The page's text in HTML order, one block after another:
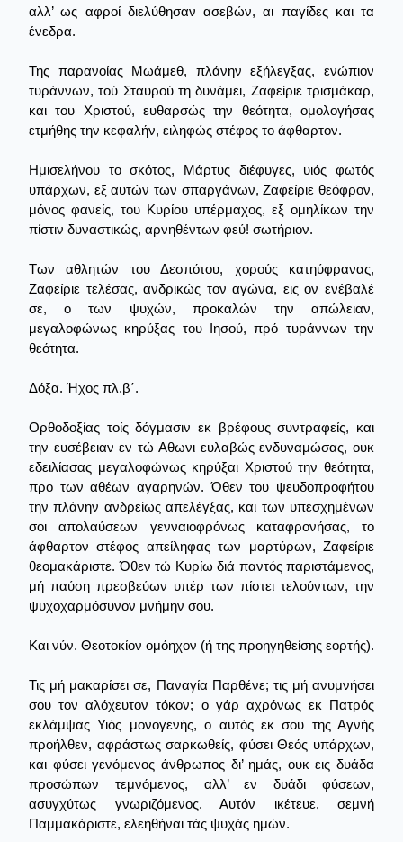
αλλ’ ως αφροί διελύθησαν ασεβών, αι παγίδες και τα
ένεδρα.
Της παρανοίας Μωάμεθ, πλάνην εξήλεγξας, ενώπιον
τυράννων, τού Σταυρού τη δυνάμει, Ζαφείριε τρισμάκαρ,
και του Χριστού, ευθαρσώς την θεότητα, ομολογήσας
ετμήθης την κεφαλήν, ειληφώς στέφος το άφθαρτον.
Ημισελήνου το σκότος, Μάρτυς διέφυγες, υιός φωτός
υπάρχων, εξ αυτών των σπαργάνων, Ζαφείριε θεόφρον,
μόνος φανείς, του Κυρίου υπέρμαχος, εξ ομηλίκων την
πίστιν δυναστικώς, αρνηθέντων φεύ! σωτήριον.
Των αθλητών του Δεσπότου, χορούς κατηύφρανας,
Ζαφείριε τελέσας, ανδρικώς τον αγώνα, εις ον ενέβαλέ
σε, ο των ψυχών, προκαλών την απώλειαν,
μεγαλοφώνως κηρύξας του Ιησού, πρό τυράννων την
θεότητα.
Δόξα. Ήχος πλ.β΄.
Ορθοδοξίας τοίς δόγμασιν εκ βρέφους συντραφείς, και
την ευσέβειαν εν τώ Αθωνι ευλαβώς ενδυναμώσας, ουκ
εδειλίασας μεγαλοφώνως κηρύξαι Χριστού την θεότητα,
προ των αθέων αγαρηνών. Όθεν του ψευδοπροφήτου
την πλάνην ανδρείως απελέγξας, και των υπεσχημένων
σοι απολαύσεων γενναιοφρόνως καταφρονήσας, το
άφθαρτον στέφος απείληφας των μαρτύρων, Ζαφείριε
θεομακάριστε. Όθεν τώ Κυρίω διά παντός παριστάμενος,
μή παύση πρεσβεύων υπέρ των πίστει τελούντων, την
ψυχοχαρμόσυνον μνήμην σου.
Και νύν. Θεοτοκίον ομόηχον (ή της προηγηθείσης εορτής).
Τις μή μακαρίσει σε, Παναγία Παρθένε; τις μή ανυμνήσει
σου τον αλόχευτον τόκον; ο γάρ αχρόνως εκ Πατρός
εκλάμψας Υιός μονογενής, ο αυτός εκ σου της Αγνής
προήλθεν, αφράστως σαρκωθείς, φύσει Θεός υπάρχων,
και φύσει γενόμενος άνθρωπος δι’ ημάς, ουκ εις δυάδα
προσώπων τεμνόμενος, αλλ’ εν δυάδι φύσεων,
ασυγχύτως γνωριζόμενος. Αυτόν ικέτευε, σεμνή
Παμμακάριστε, ελεηθήναι τάς ψυχάς ημών.